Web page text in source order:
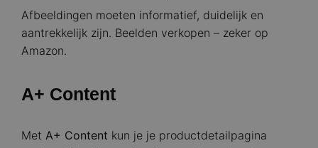
Afbeeldingen moeten informatief, duidelijk en
aantrekkelijk zijn. Beelden verkopen – zeker op
Amazon.
A+ Content
Met A+ Content kun je je productdetailpagina